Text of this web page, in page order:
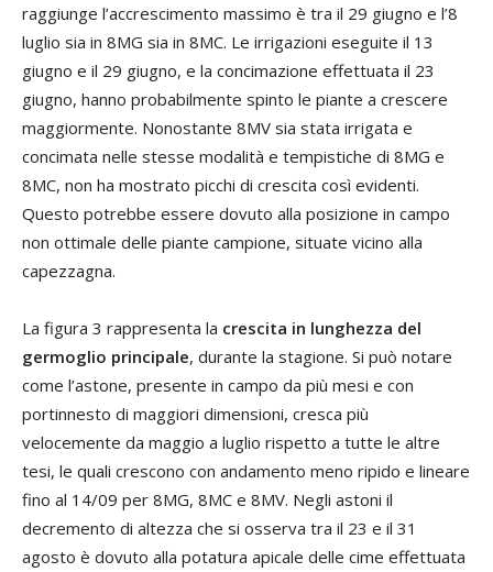
raggiunge l’accrescimento massimo è tra il 29 giugno e l’8
luglio sia in 8MG sia in 8MC. Le irrigazioni eseguite il 13
giugno e il 29 giugno, e la concimazione effettuata il 23
giugno, hanno probabilmente spinto le piante a crescere
maggiormente. Nonostante 8MV sia stata irrigata e
concimata nelle stesse modalità e tempistiche di 8MG e
8MC, non ha mostrato picchi di crescita così evidenti.
Questo potrebbe essere dovuto alla posizione in campo
non ottimale delle piante campione, situate vicino alla
capezzagna.
La figura 3 rappresenta la crescita in lunghezza del
germoglio principale, durante la stagione. Si può notare
come l’astone, presente in campo da più mesi e con
portinnesto di maggiori dimensioni, cresca più
velocemente da maggio a luglio rispetto a tutte le altre
tesi, le quali crescono con andamento meno ripido e lineare
fino al 14/09 per 8MG, 8MC e 8MV. Negli astoni il
decremento di altezza che si osserva tra il 23 e il 31
agosto è dovuto alla potatura apicale delle cime effettuata